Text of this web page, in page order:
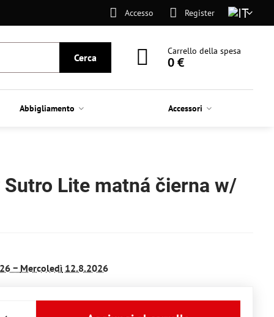
Accesso Register
Cerca
Carrello della spesa
0 €
Abbigliamento Accessori
Sutro Lite matná čierna w/
− Mercoledì12.8.2026